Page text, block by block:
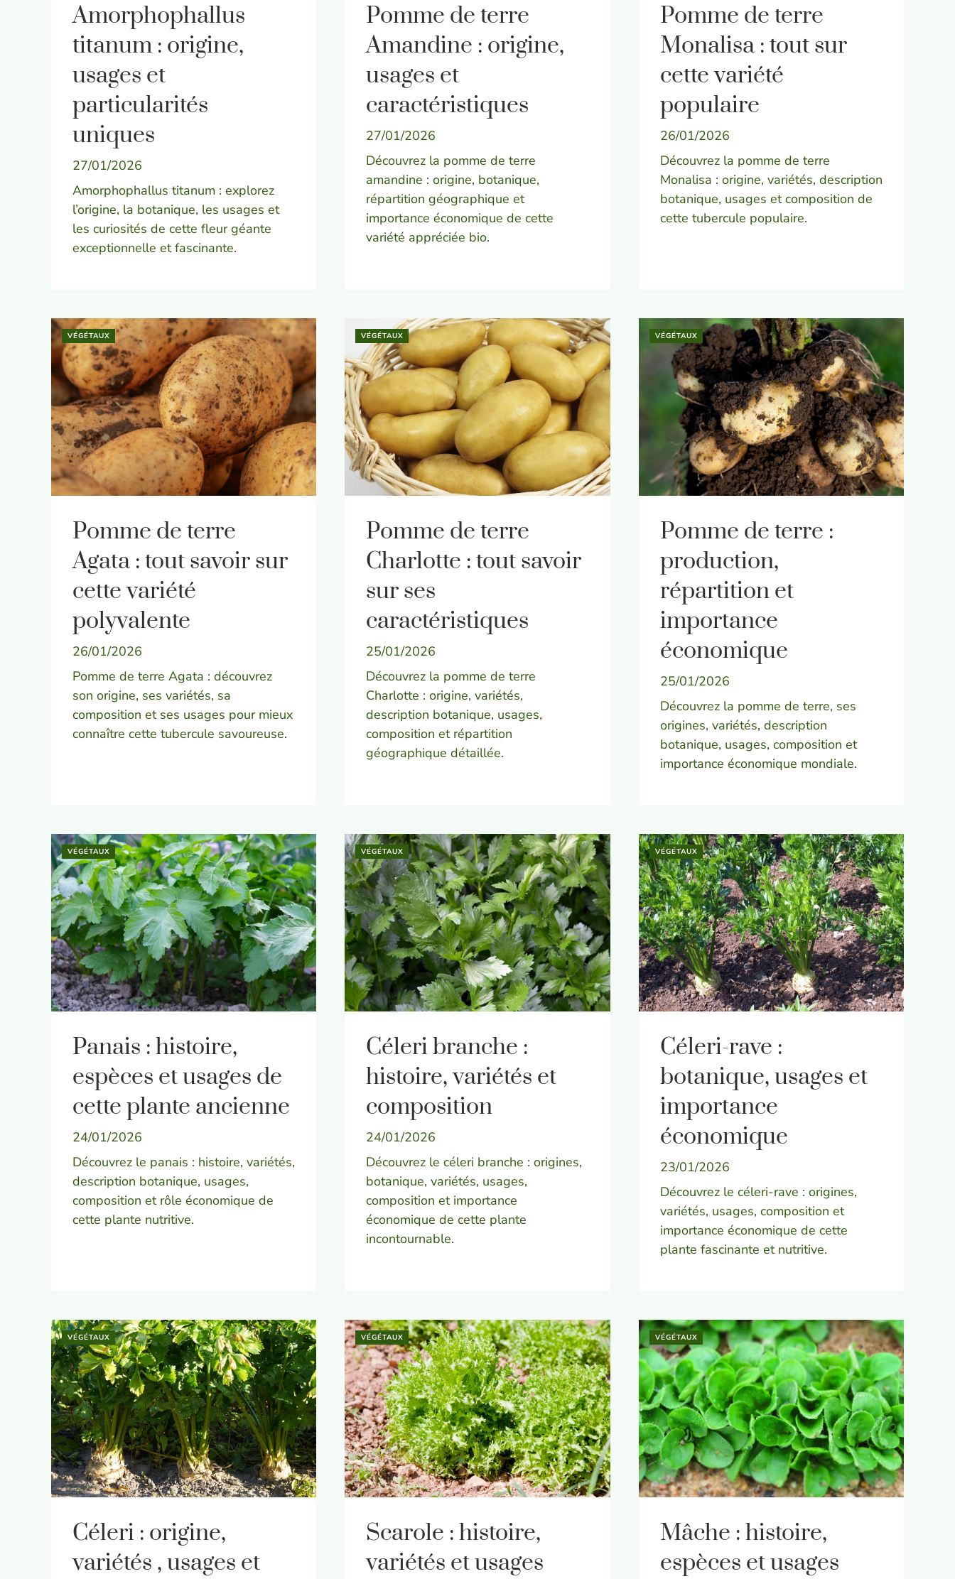
Amorphophallus
titanum : origine,
usages et
particularités
uniques
27/01/2026
Amorphophallus titanum : explorez
l’origine, la botanique, les usages et
les curiosités de cette fleur géante
exceptionnelle et fascinante.
Pomme de terre
Amandine : origine,
usages et
caractéristiques
27/01/2026
Découvrez la pomme de terre
amandine : origine, botanique,
répartition géographique et
importance économique de cette
variété appréciée bio.
Pomme de terre
Monalisa : tout sur
cette variété
populaire
26/01/2026
Découvrez la pomme de terre
Monalisa : origine, variétés, description
botanique, usages et composition de
cette tubercule populaire.
VÉGÉTAUX
Pomme de terre
Agata : tout savoir sur
cette variété
polyvalente
26/01/2026
Pomme de terre Agata : découvrez
son origine, ses variétés, sa
composition et ses usages pour mieux
connaître cette tubercule savoureuse.
VÉGÉTAUX
Pomme de terre
Charlotte : tout savoir
sur ses
caractéristiques
25/01/2026
Découvrez la pomme de terre
Charlotte : origine, variétés,
description botanique, usages,
composition et répartition
géographique détaillée.
VÉGÉTAUX
Pomme de terre :
production,
répartition et
importance
économique
25/01/2026
Découvrez la pomme de terre, ses
origines, variétés, description
botanique, usages, composition et
importance économique mondiale.
VÉGÉTAUX
Panais : histoire,
espèces et usages de
cette plante ancienne
24/01/2026
Découvrez le panais : histoire, variétés,
description botanique, usages,
composition et rôle économique de
cette plante nutritive.
VÉGÉTAUX
Céleri branche :
histoire, variétés et
composition
24/01/2026
Découvrez le céleri branche : origines,
botanique, variétés, usages,
composition et importance
économique de cette plante
incontournable.
VÉGÉTAUX
Céleri-rave :
botanique, usages et
importance
économique
23/01/2026
Découvrez le céleri-rave : origines,
variétés, usages, composition et
importance économique de cette
plante fascinante et nutritive.
VÉGÉTAUX
Céleri : origine,
variétés , usages et
VÉGÉTAUX
Scarole : histoire,
variétés et usages
VÉGÉTAUX
Mâche : histoire,
espèces et usages